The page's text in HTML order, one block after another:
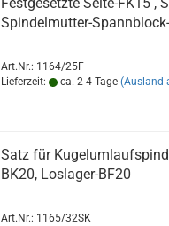
Spindelmutter-
Art.Nr.: 1164/25F
Lieferzeit:
ca. 2-4 Tage (Ausland
Satz für
BK20, Loslager-BF20
Art.Nr.: 1165/32SK